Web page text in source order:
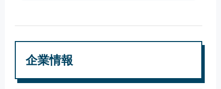
企業情報